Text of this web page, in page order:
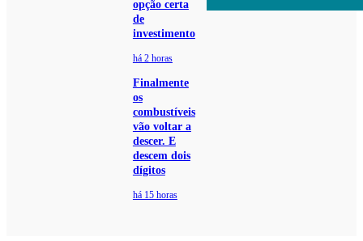
opção certa
de
investimento
há 2 horas
Finalmente
os
combustíveis
vão voltar a
descer. E
descem dois
dígitos
há 15 horas